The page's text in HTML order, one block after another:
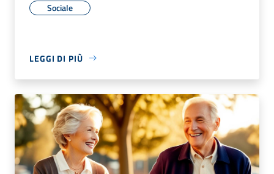
Sociale
LEGGI DI PIÙ